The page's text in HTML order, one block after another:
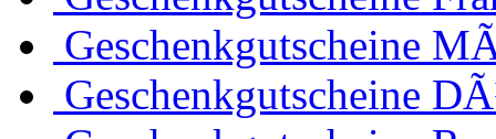
Geschenkgutscheine
Geschenkgutscheine